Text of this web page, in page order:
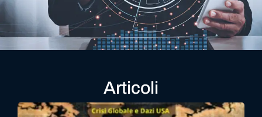
Articoli